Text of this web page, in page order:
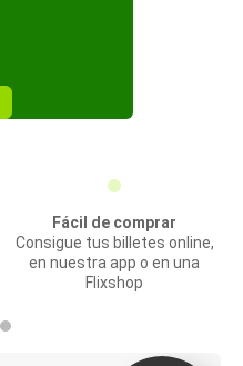
Fácil de comprar
Consigue tus billetes online,
en nuestra app o en una
Flixshop